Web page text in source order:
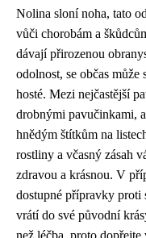
Nolina sloní noha, tato
vůči chorobám a
dávají přirozenou
odolnost, se občas může
hosté. Mezi nejčastější
drobnými pavučinkami, a
hnědým štítkům na
rostliny a včasný zásah
zdravou a krásnou. V
dostupné přípravky proti
vrátí do své původní
než léčba, proto dopřejte